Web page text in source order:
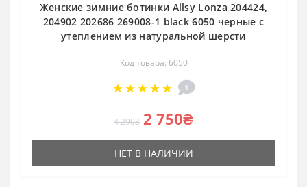
Женские зимние ботинки Allsy Lonza 204424,
204902 202686 269008-1 black 6050 черные с
утеплением из натуральной шерсти
Код товара: 6050
1
4 290₴ 2 750₴
НЕТ В НАЛИЧИИ